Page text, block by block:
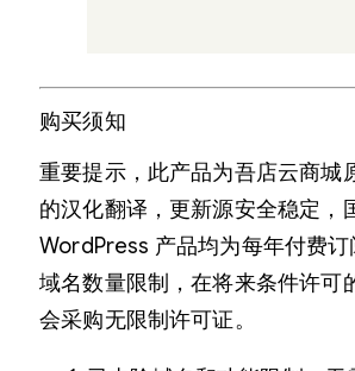
购买须知
重要提示，此产品为吾店云商城
的汉化翻译，更新源安全稳定，
WordPress 产品均为每年付费
域名数量限制，在将来条件许可
会采购无限制许可证。